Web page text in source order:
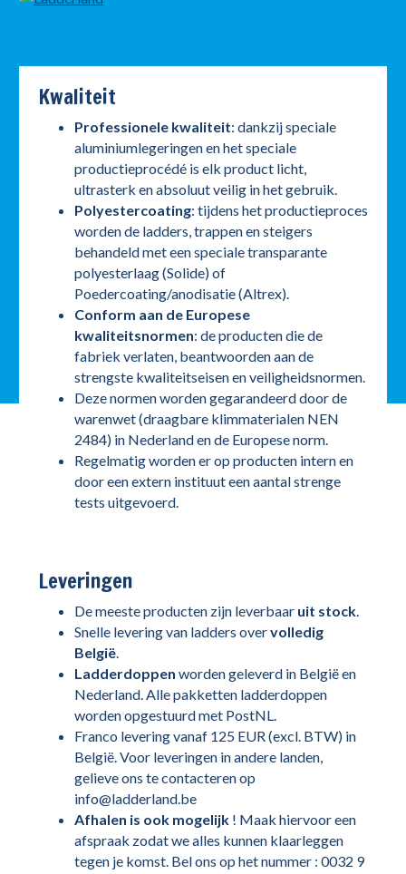
Kwaliteit
Professionele kwaliteit: dankzij speciale
aluminiumlegeringen en het speciale
productieprocédé is elk product licht,
ultrasterk en absoluut veilig in het gebruik.
Polyestercoating: tijdens het productieproces
worden de ladders, trappen en steigers
behandeld met een speciale transparante
polyesterlaag (Solide) of
Poedercoating/anodisatie (Altrex).
Conform aan de Europese
kwaliteitsnormen: de producten die de
fabriek verlaten, beantwoorden aan de
strengste kwaliteitseisen en veiligheidsnormen.
Deze normen worden gegarandeerd door de
warenwet (draagbare klimmaterialen NEN
2484) in Nederland en de Europese norm.
Regelmatig worden er op producten intern en
door een extern instituut een aantal strenge
tests uitgevoerd.
Leveringen
De meeste producten zijn leverbaar uit stock.
Snelle levering van ladders overvolledig
België.
Ladderdoppen worden geleverd in België en
Nederland. Alle pakketten ladderdoppen
worden opgestuurd met PostNL.
Franco levering vanaf 125 EUR (excl. BTW) in
België. Voor leveringen in andere landen,
gelieve ons te contacteren op
info@ladderland.be
Afhalen is ook mogelijk! Maak hiervoor een
afspraak zodat we alles kunnen klaarleggen
tegen je komst. Bel ons op het nummer : 0032 9